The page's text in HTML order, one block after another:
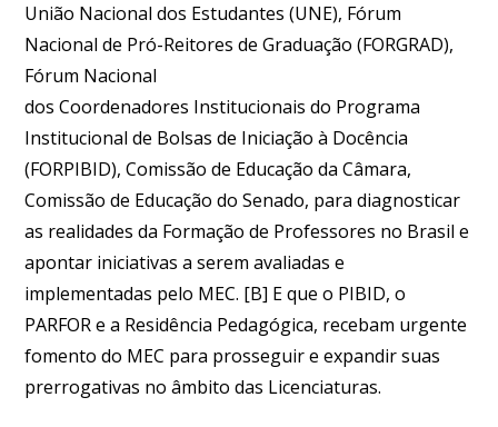
União Nacional dos Estudantes (UNE), Fórum
Nacional de Pró-Reitores de Graduação (FORGRAD),
Fórum Nacional
dos Coordenadores Institucionais do Programa
Institucional de Bolsas de Iniciação à Docência
(FORPIBID), Comissão de Educação da Câmara,
Comissão de Educação do Senado, para diagnosticar
as realidades da Formação de Professores no Brasil e
apontar iniciativas a serem avaliadas e
implementadas pelo MEC. [B] E que o PIBID, o
PARFOR e a Residência Pedagógica, recebam urgente
fomento do MEC para prosseguir e expandir suas
prerrogativas no âmbito das Licenciaturas.